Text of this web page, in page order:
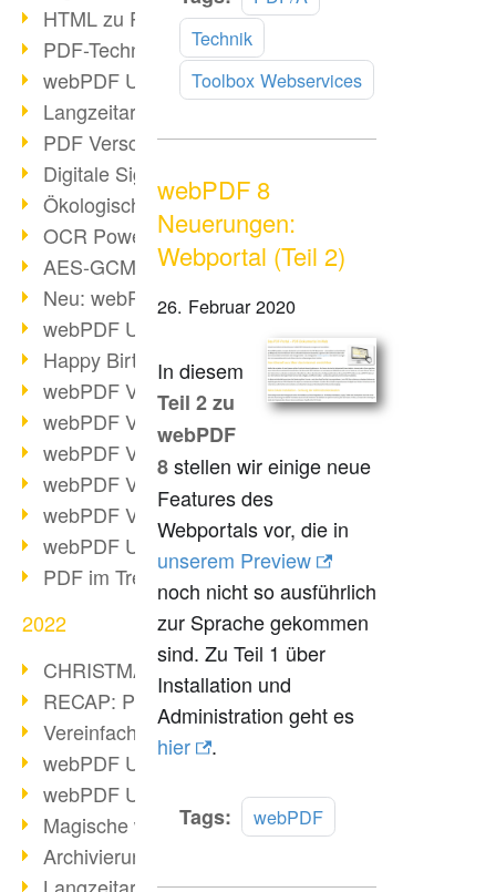
HTML zu PDF
PDF-Techniken für Barrierefreiheit
webPDF Update 9.0.0.3149
Langzeitarchivierung mit PDF/A
PDF Verschlüsselung
Digitale Signaturen
Ökologischen Abdruck reduzieren
OCR Power für Profis
AES-GCM-Unterstützung (PDF 2.0)
Neu: webPDF Developer Hub
webPDF Update 9.0.0.2898
Happy Birthday, PDF!
webPDF Video-Session 4
webPDF Video-Session 3
webPDF Video-Session 2
webPDF Video-Session 1
webPDF Video-Session Termine
webPDF Update 9.0.0.2843
PDF im Trend
2022
CHRISTMAS 2022 loading
RECAP: PDF Days Europe 2022
Vereinfachung Personalprozesse
webPDF Update 8.0.0.2727
webPDF Update 9.0.0.2732
Magische webPDF Version 9
Archivierung: Aufbewahrungsfristen
Technik
Toolbox Webservices
webPDF 8
Neuerungen:
Webportal (Teil 2)
26. Februar 2020
In diesem
Teil 2 zu
webPDF
8stellen wir einige neue
Features des
Webportals vor, die in
unserem Preview
noch nicht so ausführlich
zur Sprache gekommen
sind. Zu Teil 1 über
Installation und
Administration geht es
hier
.
Tags: webPDF